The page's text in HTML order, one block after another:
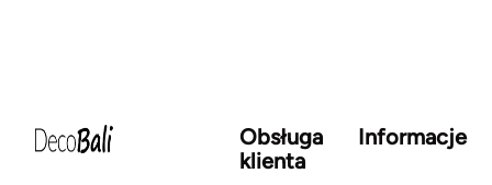
Obsługa
klienta
Informacje